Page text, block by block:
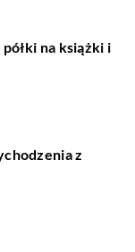
na książki i
z